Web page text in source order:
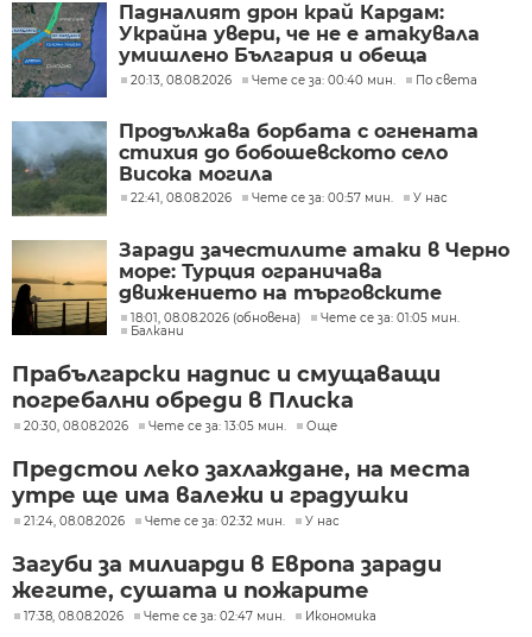
Падналият дрон край Кардам:
Украйна увери, че не е атакувала
умишлено България и обеща
разследване
20:13, 08.08.2026 Чете се за: 00:40 мин. По света
Продължава борбата с огнената
стихия до бобошевското село
Висока могила
22:41, 08.08.2026 Чете се за: 00:57 мин. У нас
Заради зачестилите атаки в Черно
море: Турция ограничава
движението на търговските
кораби
18:01, 08.08.2026 (обновена)
Чете се за: 01:05 мин.
Балкани
Прабългарски надпис и смущаващи
погребални обреди в Плиска
20:30, 08.08.2026 Чете се за: 13:05 мин. Още
Предстои леко захлаждане, на места
утре ще има валежи и градушки
21:24, 08.08.2026 Чете се за: 02:32 мин. У нас
Загуби за милиарди в Европа заради
жегите, сушата и пожарите
17:38, 08.08.2026 Чете се за: 02:47 мин. Икономика